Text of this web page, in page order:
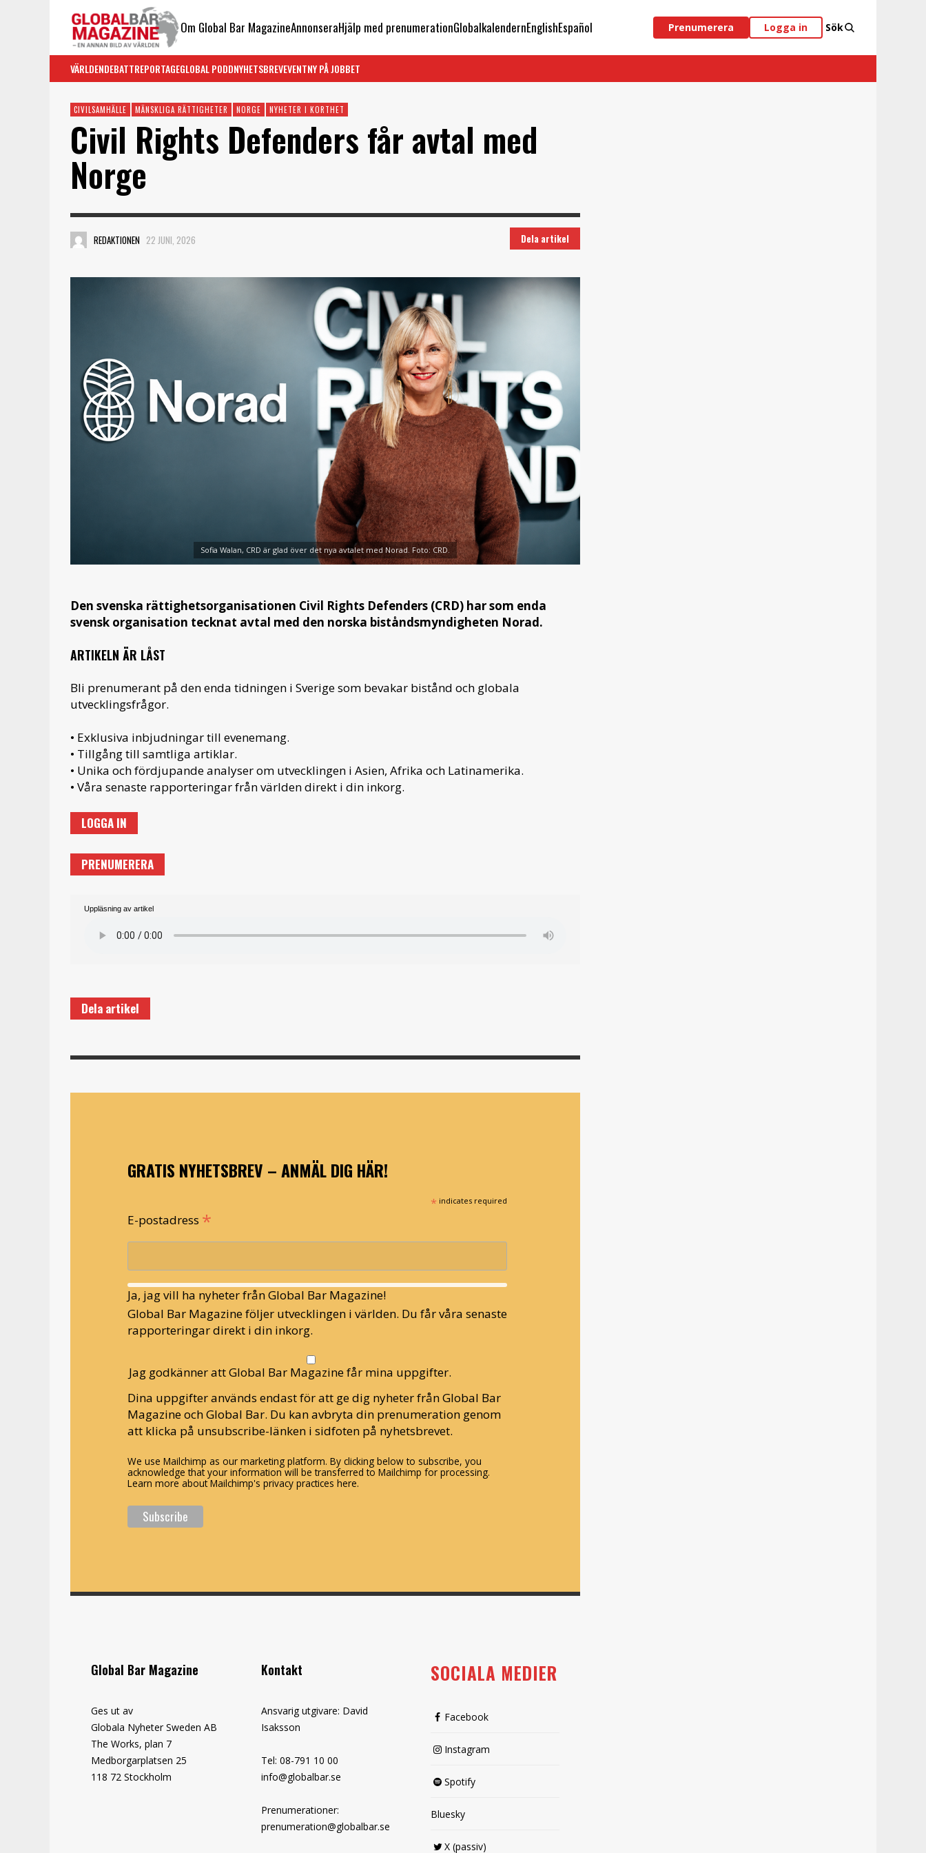
Om Global Bar MagazineAnnonseraHjälp med prenumerationGlobalkalendernEnglishEspañol Prenumerera Logga in Sök
VÄRLDENDEBATTREPORTAGEGLOBAL PODDNYHETSBREVEVENTNY PÅ JOBBET
CIVILSAMHÄLLE MÄNSKLIGA RÄTTIGHETER NORGE NYHETER I KORTHET
Civil Rights Defenders får avtal med
Norge
REDAKTIONEN 22 JUNI, 2026 Dela artikel
Sofia Walan, CRD är glad över det nya avtalet med Norad. Foto: CRD.
Den svenska rättighetsorganisationen Civil Rights Defenders (CRD) har som enda
svensk organisation tecknat avtal med den norska biståndsmyndigheten Norad.
ARTIKELN ÄR LÅST
Bli prenumerant på den enda tidningen i Sverige som bevakar bistånd och globala
utvecklingsfrågor.
• Exklusiva inbjudningar till evenemang.
• Tillgång till samtliga artiklar.
• Unika och fördjupande analyser om utvecklingen i Asien, Afrika och Latinamerika.
• Våra senaste rapporteringar från världen direkt i din inkorg.
LOGGA IN
PRENUMERERA
Uppläsning av artikel
Dela artikel
GRATIS NYHETSBREV – ANMÄL DIG HÄR!
* indicates required
E-postadress *
Ja, jag vill ha nyheter från Global Bar Magazine!
Global Bar Magazine följer utvecklingen i världen. Du får våra senaste
rapporteringar direkt i din inkorg.
Jag godkänner att Global Bar Magazine får mina uppgifter.
Dina uppgifter används endast för att ge dig nyheter från Global Bar
Magazine och Global Bar. Du kan avbryta din prenumeration genom
att klicka på unsubscribe-länken i sidfoten på nyhetsbrevet.
We use Mailchimp as our marketing platform. By clicking below to subscribe, you
acknowledge that your information will be transferred to Mailchimp for processing.
Learn more about Mailchimp's privacy practices here.
Global Bar Magazine
Ges ut av
Globala Nyheter Sweden AB
The Works, plan 7
Medborgarplatsen 25
118 72 Stockholm
Kontakt
Ansvarig utgivare: David
Isaksson
Tel: 08-791 10 00
info@globalbar.se
Prenumerationer:
prenumeration@globalbar.se
SOCIALA MEDIER
Facebook
Instagram
Spotify
Bluesky
X (passiv)